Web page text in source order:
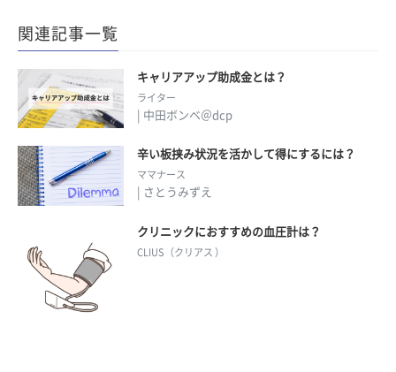
関連記事一覧
キャリアアップ助成金とは？
ライター
| 中田ボンベ＠dcp
辛い板挟み状況を活かして得にするには？
ママナース
| さとうみずえ
クリニックにおすすめの血圧計は？
CLIUS（クリアス ）